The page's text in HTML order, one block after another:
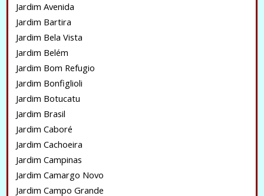
Jardim Avenida
Jardim Bartira
Jardim Bela Vista
Jardim Belém
Jardim Bom Refugio
Jardim Bonfiglioli
Jardim Botucatu
Jardim Brasil
Jardim Caboré
Jardim Cachoeira
Jardim Campinas
Jardim Camargo Novo
Jardim Campo Grande